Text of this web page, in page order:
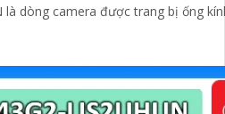
là dòng camera được trang bị ống